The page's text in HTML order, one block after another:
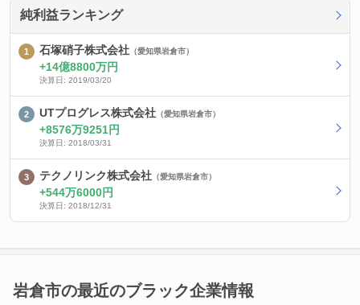
純利益ランキング
石塚硝子株式会社 （愛知県岩倉市）
14億8800万円
決算日: 2019/03/20
UTプログレス株式会社 （愛知県岩倉市）
8576万9251円
決算日: 2018/03/31
テクノリンク株式会社 （愛知県岩倉市）
544万6000円
決算日: 2018/12/31
岩倉市の最近のブラック企業情報